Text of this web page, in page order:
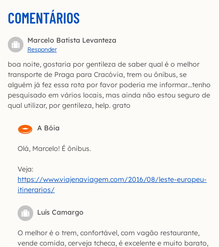
COMENTÁRIOS
Marcelo Batista Levanteza
Responder
boa noite, gostaria por gentileza de saber qual é o melhor
transporte de Praga para Cracóvia, trem ou ônibus, se
alguém já fez essa rota por favor poderia me informar…tenho
pesquisado em vários locais, mas ainda não estou seguro de
qual utilizar, por gentileza, help. grato
A Bóia
Olá, Marcelo! É ônibus.
Veja:
https://www.viajenaviagem.com/2016/08/leste-europeu-
itinerarios/
Luís Camargo
O melhor é o trem, confortável, com vagão restaurante,
vende comida, cerveja tcheca, é excelente e muito barato,